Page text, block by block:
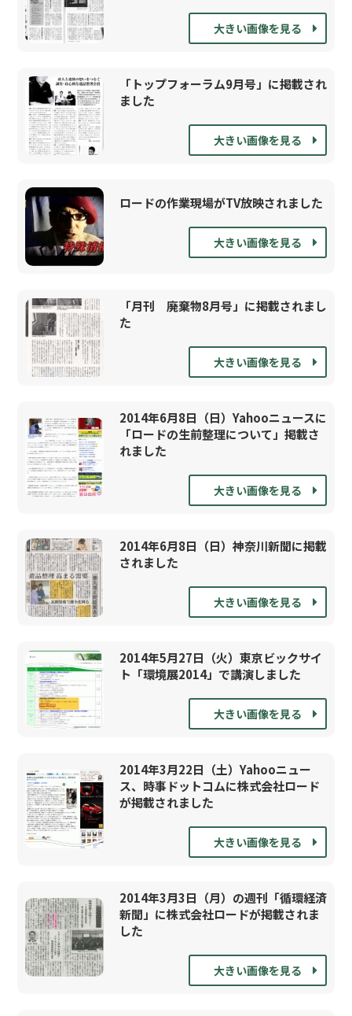
大きい画像を見る
「トップフォーラム9月号」に掲載され
ました
大きい画像を見る
ロードの作業現場がTV放映されました
大きい画像を見る
「月刊 廃棄物8月号」に掲載されまし
た
大きい画像を見る
2014年6月8日（日）Yahooニュースに
「ロードの生前整理について」掲載さ
れました
大きい画像を見る
2014年6月8日（日）神奈川新聞に掲載
されました
大きい画像を見る
2014年5月27日（火）東京ビックサイ
ト「環境展2014」で講演しました
大きい画像を見る
2014年3月22日（土）Yahooニュー
ス、時事ドットコムに株式会社ロード
が掲載されました
大きい画像を見る
2014年3月3日（月）の週刊「循環経済
新聞」に株式会社ロードが掲載されま
した
大きい画像を見る